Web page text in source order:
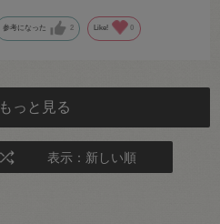
参考になった 2 Like! 0
もっと見る
表示：新しい順